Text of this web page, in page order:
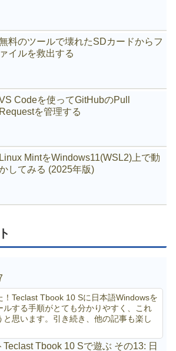
料のツールで壊れたSDカードからフ
ァイルを救出する
Codeを使ってGitHubのPull
Requestを管理する
Linux MintをWindows11(WSL2)上で動
してみる (2025年版)
！Teclast Tbook 10 Sに日本語Windowsを
ルする手順がとても分かりやすく、これ
と思います。引き続き、他の記事も楽し
Tbook 10 Sで遊ぶ その13: 日